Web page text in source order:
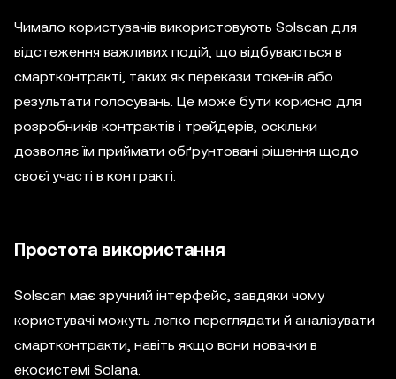
Чимало користувачів використовують Solscan для
відстеження важливих подій, що відбуваються в
смартконтракті, таких як перекази токенів або
результати голосувань. Це може бути корисно для
розробників контрактів і трейдерів, оскільки
дозволяє їм приймати обґрунтовані рішення щодо
своєї участі в контракті.
Простота використання
Solscan має зручний інтерфейс, завдяки чому
користувачі можуть легко переглядати й аналізувати
смартконтракти, навіть якщо вони новачки в
екосистемі Solana.